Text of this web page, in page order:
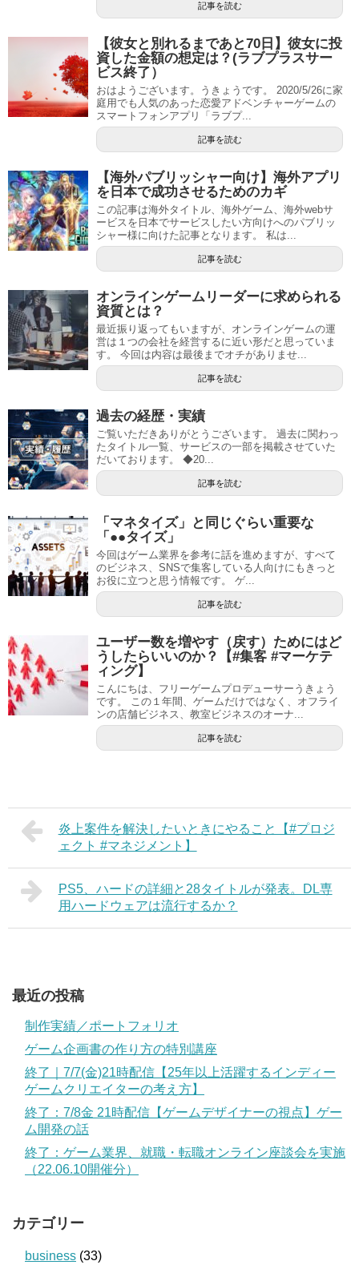
記事を読む
【彼女と別れるまであと70日】彼女に投
資した金額の想定は？(ラブプラスサー
ビス終了）
おはようございます。うきょうです。 2020/5/26に家
庭用でも人気のあった恋愛アドベンチャーゲームの
スマートフォンアプリ「ラブプ...
記事を読む
【海外パブリッシャー向け】海外アプリ
を日本で成功させるためのカギ
この記事は海外タイトル、海外ゲーム、海外webサ
ービスを日本でサービスしたい方向けへのパブリッ
シャー様に向けた記事となります。 私は...
記事を読む
オンラインゲームリーダーに求められる
資質とは？
最近振り返ってもいますが、オンラインゲームの運
営は１つの会社を経営するに近い形だと思っていま
す。 今回は内容は最後までオチがありませ...
記事を読む
過去の経歴・実績
ご覧いただきありがとうございます。 過去に関わっ
たタイトル一覧、サービスの一部を掲載させていた
だいております。 ◆20...
記事を読む
「マネタイズ」と同じぐらい重要な
「●●タイズ」
今回はゲーム業界を参考に話を進めますが、すべて
のビジネス、SNSで集客している人向けにもきっと
お役に立つと思う情報です。 ゲ...
記事を読む
ユーザー数を増やす（戻す）ためにはど
うしたらいいのか？【#集客 #マーケテ
ィング】
こんにちは、フリーゲームプロデューサーうきょう
です。 この１年間、ゲームだけではなく、オフライ
ンの店舗ビジネス、教室ビジネスのオーナ...
記事を読む
炎上案件を解決したいときにやること【#プロジ
ェクト #マネジメント】
PS5、ハードの詳細と28タイトルが発表。DL専
用ハードウェアは流行するか？
最近の投稿
制作実績／ポートフォリオ
ゲーム企画書の作り方の特別講座
終了｜7/7(金)21時配信【25年以上活躍するインディー
ゲームクリエイターの考え方】
終了：7/8金 21時配信【ゲームデザイナーの視点】ゲー
ム開発の話
終了：ゲーム業界、就職・転職オンライン座談会を実施
（22.06.10開催分）
カテゴリー
business (33)